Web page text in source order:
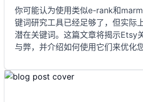
你可能认为使用类似e-rank和
键词研究工具已经足够了，但实际
潜在关键词。这篇文章将揭示Etsy
与弊，并介绍如何使用它们来优化